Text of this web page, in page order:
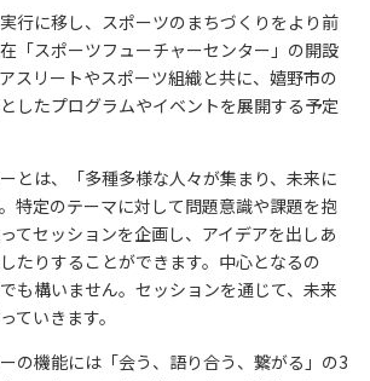
行に移し、スポーツのまちづくりをより前
「スポーツフューチャーセンター」の開設
スリートやスポーツ組織と共に、嬉野市の
したプログラムやイベントを展開する予定
とは、「多種多様な人々が集まり、未来に
特定のテーマに対して問題意識や課題を抱
てセッションを企画し、アイデアを出しあ
たりすることができます。中心となるの
も構いません。セッションを通じて、未来
ていきます。
の機能には「会う、語り合う、繋がる」の3